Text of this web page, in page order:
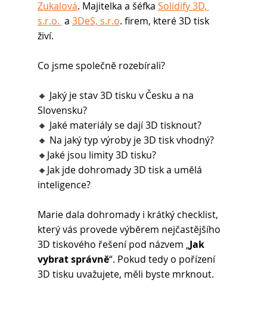
Zukalová. Majitelka a šéfka Solidify 3D,
s.r.o. a 3DeS, s.r.o. firem, které 3D tisk
živí.
Co jsme společně rozebírali?
🔸 Jaký je stav 3D tisku v Česku a na
Slovensku?
🔸 Jaké materiály se dají 3D tisknout?
🔸 Na jaký typ výroby je 3D tisk vhodný?
🔸Jaké jsou limity 3D tisku?
🔸Jak jde dohromady 3D tisk a umělá
inteligence?
Marie dala dohromady i krátký checklist,
který vás provede výběrem nejčastějšího
3D tiskového řešení pod názvem „Jak
vybrat správně“. Pokud tedy o pořízení
3D tisku uvažujete, měli byste mrknout.